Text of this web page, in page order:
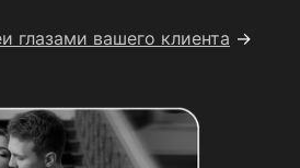
глазами вашего клиента →